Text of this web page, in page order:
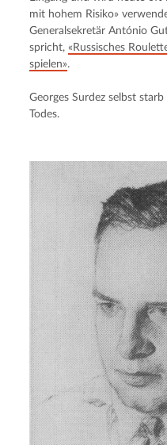
mit hohem Risiko»
Generalsekretär António
spricht, «Russisches
spielen».
Georges Surdez selbst
Todes.